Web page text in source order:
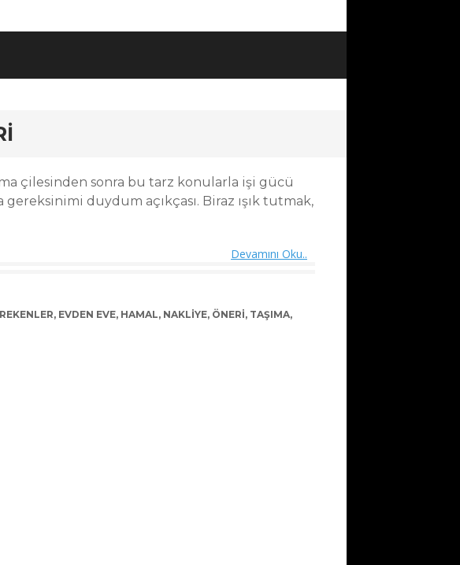
çilesinden sonra bu tarz konularla işi gücü
duydum açıkçası. Biraz ışık tutmak,
Devamını Oku..
, EVDEN EVE, HAMAL, NAKLIYE, ÖNERI, TAŞIMA,